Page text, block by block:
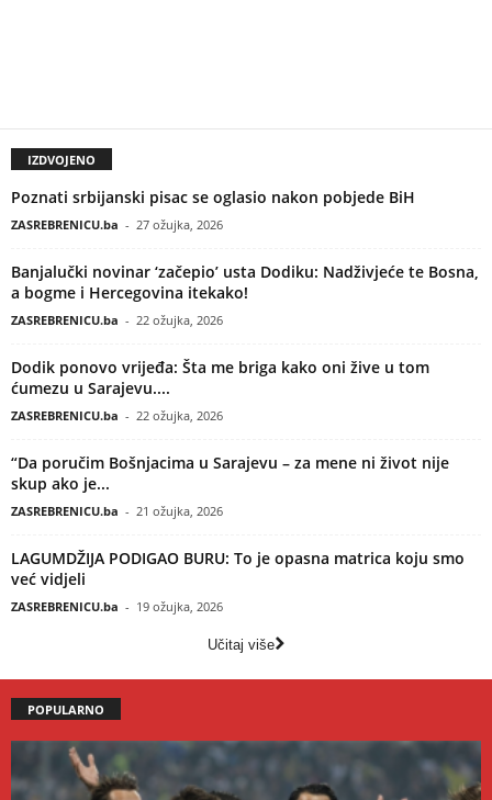
IZDVOJENO
Poznati srbijanski pisac se oglasio nakon pobjede BiH
ZASREBRENICU.ba - 27 ožujka, 2026
Banjalučki novinar ‘začepio’ usta Dodiku: Nadživjeće te Bosna,
a bogme i Hercegovina itekako!
ZASREBRENICU.ba - 22 ožujka, 2026
Dodik ponovo vrijeđa: Šta me briga kako oni žive u tom
ćumezu u Sarajevu....
ZASREBRENICU.ba - 22 ožujka, 2026
“Da poručim Bošnjacima u Sarajevu – za mene ni život nije
skup ako je...
ZASREBRENICU.ba - 21 ožujka, 2026
LAGUMDŽIJA PODIGAO BURU: To je opasna matrica koju smo
već vidjeli
ZASREBRENICU.ba - 19 ožujka, 2026
Učitaj više
POPULARNO